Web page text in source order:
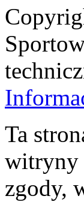
Ta
witryny
zgody,